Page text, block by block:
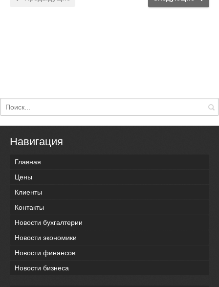
Навигация
Главная
Цены
Клиенты
Контакты
Новости бухгалтерии
Новости экономики
Новости финансов
Новости бизнеса